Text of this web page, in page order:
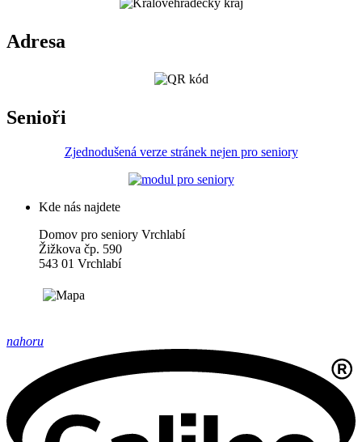
Adresa
Senioři
Zjednodušená verze stránek nejen pro seniory
Kde nás najdete
Domov pro seniory Vrchlabí
Žižkova čp. 590
543 01 Vrchlabí
nahoru